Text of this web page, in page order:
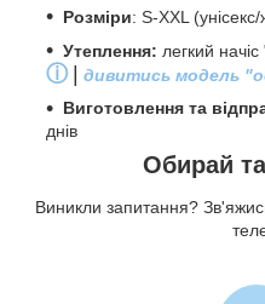
Розміри: S-XXL (унісекс/
Утеплення: легкий начіс
ⓘ | дивитись модель
Виготовлення та
днів
Обирай
Виникли запитання?